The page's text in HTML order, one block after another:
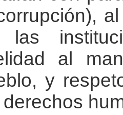
las
al
y
derechos